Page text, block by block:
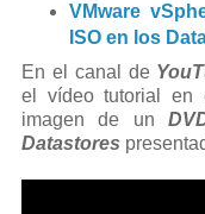
VMware
ISO en los
En el canal de
el vídeo tutorial en
imagen de un
Datastores